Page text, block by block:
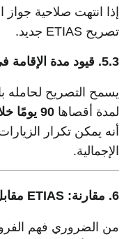
إذا انتهت صلاحية
تصريح ETIAS جديد.
5.3. قيود مدة الإقامة في منطقة شنغن
يسمح التصريح لحامله
لمدة أقصاها 90 يومًا خلال أي فترة 180 يومًا
أنه يمكن تكرار
الإجمالية.
6. مقارنة: ETIAS مقابل تأشيرة شنغن
من الضروري فهم